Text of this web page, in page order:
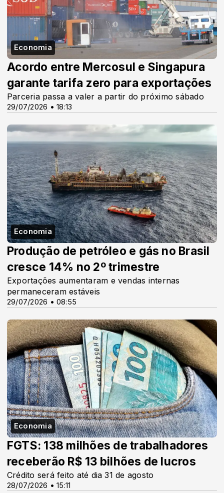
Economia
29/07/2026 • 18:13
Acordo entre Mercosul e Singapura
garante tarifa zero para exportações
Parceria passa a valer a partir do próximo sábado
Economia
29/07/2026 • 08:55
Produção de petróleo e gás no Brasil
cresce 14% no 2º trimestre
Exportações aumentaram e vendas internas
permaneceram estáveis
Economia
28/07/2026 • 15:11
FGTS: 138 milhões de trabalhadores
receberão R$ 13 bilhões de lucros
Crédito será feito até dia 31 de agosto